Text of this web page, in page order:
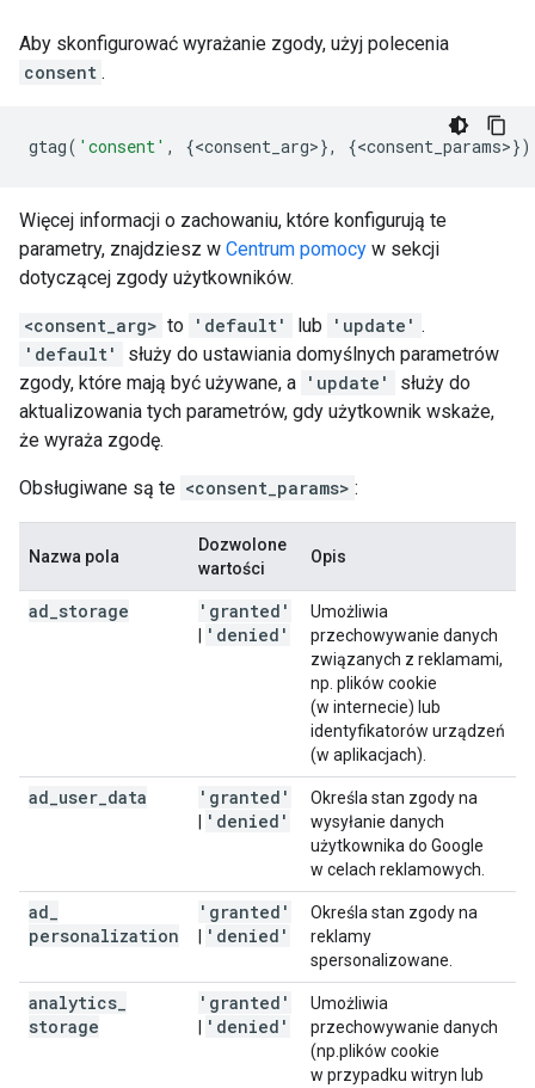
Aby skonfigurować wyrażanie zgody, użyj polecenia
consent .
gtag( 'consent' , {<consent_arg>}, {<consent_params>
Więcej informacji o zachowaniu, które konfigurują te
parametry, znajdziesz w Centrum pomocy w sekcji
dotyczącej zgody użytkowników.
<consent_arg> to 'default' lub 'update' .
'default'
służy do ustawiania domyślnych parametrów
zgody, które mają być używane, a 'update'
służy do
aktualizowania tych parametrów, gdy użytkownik wskaże,
że wyraża zgodę.
Obsługiwane są te <consent_params> :
Nazwa pola
Dozwolone
wartości
Opis
ad storage 'granted'
'denied'
Umożliwia
przechowywanie danych
związanych z reklamami,
np. plików cookie
(w internecie) lub
identyfikatorów urządzeń
(w aplikacjach).
ad user data 'granted'
'denied'
Określa stan zgody na
wysyłanie danych
użytkownika do Google
w celach reklamowych.
ad
personalization
'granted'
'denied'
Określa stan zgody na
reklamy
spersonalizowane.
analytics
storage
'granted'
'denied'
Umożliwia
przechowywanie danych
(np.plików cookie
w przypadku witryn lub